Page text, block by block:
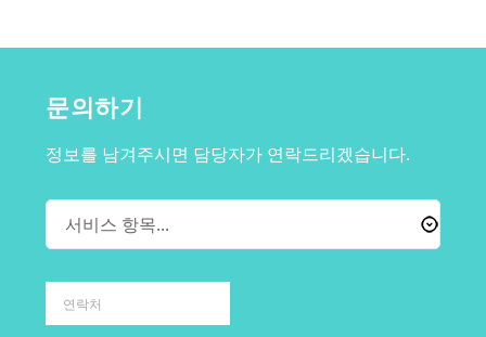
문의하기
정보를 남겨주시면 담당자가 연락드리겠습니다.